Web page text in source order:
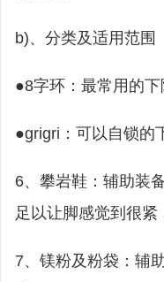
b)、分类及适用范围
●8字环：最常用的下
●grigri：可以自锁的
6、攀岩鞋：辅助装
足以让脚感觉到很
7、镁粉及粉袋：辅